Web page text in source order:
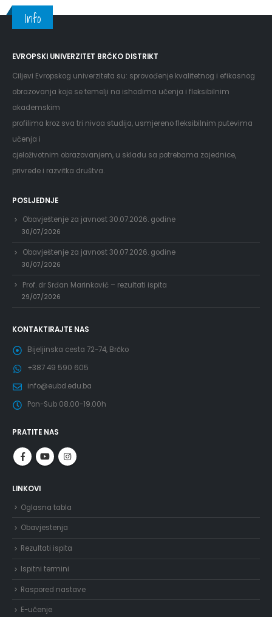
Info
EVROPSKI UNIVERZITET BRČKO DISTRIKT
Ciljevi Evropskog univerziteta su: sprovođenje kvalitetnog i efikasnog
obrazovanja koje se temelji na ishodima učenja i fleksibilnim
akademskim
profilima kroz sva tri nivoa studija, usmjereno fleksibilnim putevima
učenja i
cjeloživotnim obrazovanjem, u skladu sa potrebama zajednice,
privrede i razvitka društva.
POSLJEDNJE
Obavještenje za javnost 30.07.2026. godine
30/07/2026
Obavještenje za javnost 30.07.2026. godine
30/07/2026
Prof. dr Srđan Marinković – rezultati ispita
29/07/2026
KONTAKTIRAJTE NAS
Bijeljinska cesta 72-74, Brčko
+387 49 590 605
info@eubd.edu.ba
Pon-Sub 08.00-19.00h
PRATITE NAS
LINKOVI
Oglasna tabla
Obavjestenja
Rezultati ispita
Ispitni termini
Raspored nastave
E-učenje